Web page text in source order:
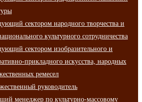
сектором народного творчества и
культурного сотрудничества
сектором изобразительного и
прикладного искусства, народных
ремесел
руководитель
менеджер по культурно-массовому